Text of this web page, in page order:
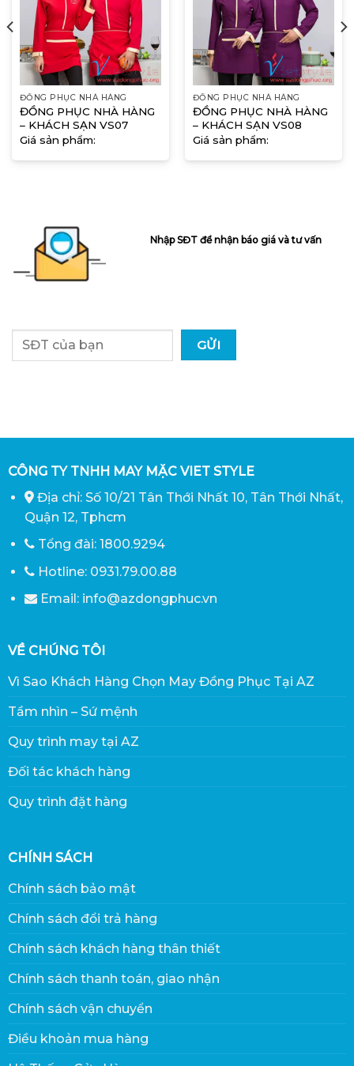
ĐỒNG PHỤC NHÀ HÀNG
ĐỒNG PHỤC NHÀ HÀNG
– KHÁCH SẠN VS07
Giá sản phẩm:
ĐỒNG PHỤC NHÀ HÀNG
ĐỒNG PHỤC NHÀ HÀNG
– KHÁCH SẠN VS08
Giá sản phẩm:
Nhập SĐT để nhận báo giá và tư vấn
CÔNG TY TNHH MAY MẶC VIET STYLE
Địa chỉ: Số 10/21 Tân Thới Nhất 10, Tân Thới Nhất,
Quận 12, Tphcm
Tổng đài: 1800.9294
Hotline: 0931.79.00.88
Email: info@azdongphuc.vn
VỀ CHÚNG TÔI
Vì Sao Khách Hàng Chọn May Đồng Phục Tại AZ
Tầm nhìn – Sứ mệnh
Quy trình may tại AZ
Đối tác khách hàng
Quy trình đặt hàng
CHÍNH SÁCH
Chính sách bảo mật
Chính sách đổi trả hàng
Chính sách khách hàng thân thiết
Chính sách thanh toán, giao nhận
Chính sách vận chuyển
Điều khoản mua hàng